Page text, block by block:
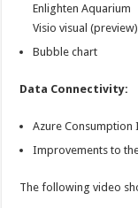
Enlighten Aquarium
Visio visual (preview)
Bubble chart
Data Connectivity:
Azure Consumption
Improvements to
The following video